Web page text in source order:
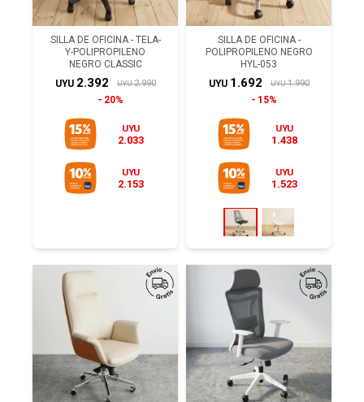
SILLA DE OFICINA - TELA-
Y-POLIPROPILENO
NEGRO CLASSIC
UYU 2.392 UYU 2.990
20%
UYU
2.033
UYU
2.153
SILLA DE OFICINA -
POLIPROPILENO NEGRO
HYL-053
UYU 1.692 UYU 1.990
15%
UYU
1.438
UYU
1.523